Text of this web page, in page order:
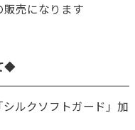
売になります
◆
ルクソフトガード」加